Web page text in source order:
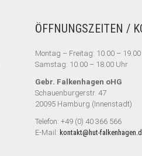
ÖFFNUNGSZEITEN /
Montag – Freitag: 10.00 –
Samstag: 10.00 – 18.00 Uhr
Gebr. Falkenhagen oHG
Schauenburgerstr. 47
20095 Hamburg (Innenstadt)
Telefon: +49 (0) 40 366 566
E-Mail: kontakt@hut-